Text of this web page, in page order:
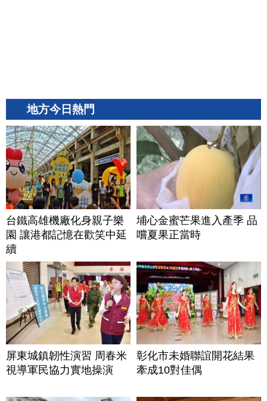
地方今日熱門
台鐵高雄機廠化身親子樂
園 讓港都記憶在歡笑中延
續
埔心金蜜芒果進入產季 品
嚐夏果正當時
屏東城鎮韌性演習 周春米
視導軍民協力實地操演
彰化市未婚聯誼開花結果
牽成10對佳偶